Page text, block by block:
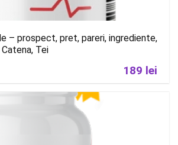
– prospect, pret, pareri, ingrediente,
Tei
189 lei